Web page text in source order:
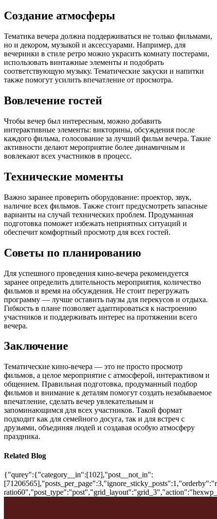
Создание атмосферы
Тематика вечера должна поддерживаться не только фильмами,
но и декором, музыкой и аксессуарами. Например, для
вечеринки в стиле ретро можно украсить комнату постерами,
использовать винтажные элементы и подобрать
соответствующую музыку. Тематические закуски и напитки
также помогут усилить впечатление от просмотра.
Вовлечение гостей
Чтобы вечер был интересным, можно добавить
интерактивные элементы: викторины, обсуждения после
каждого фильма, голосование за лучший фильм вечера. Такие
активности делают мероприятие более динамичным и
вовлекают всех участников в процесс.
Технические моменты
Важно заранее проверить оборудование: проектор, звук,
наличие всех фильмов. Также стоит предусмотреть запасные
варианты на случай технических проблем. Продуманная
подготовка поможет избежать неприятных ситуаций и
обеспечит комфортный просмотр для всех гостей.
Советы по планированию
Для успешного проведения кино-вечера рекомендуется
заранее определить длительность мероприятия, количество
фильмов и время на обсуждения. Не стоит перегружать
программу — лучше оставить паузы для перекусов и отдыха.
Гибкость в плане позволяет адаптироваться к настроению
участников и поддерживать интерес на протяжении всего
вечера.
Заключение
Тематические кино-вечера — это не просто просмотр
фильмов, а целое мероприятие с атмосферой, интерактивом и
общением. Правильная подготовка, продуманный подбор
фильмов и внимание к деталям помогут создать незабываемое
впечатление, сделать вечер увлекательным и
запоминающимся для всех участников. Такой формат
подходит как для семейного досуга, так и для встреч с
друзьями, объединяя людей и создавая особую атмосферу
праздника.
Related Blog
{"qurey":{"category__in":[102],"post__not_in":